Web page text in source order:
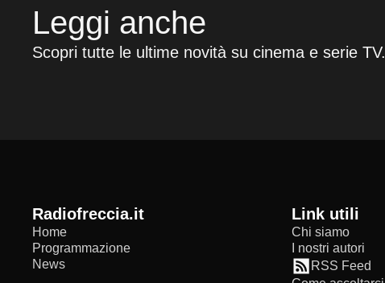
Leggi anche
Scopri tutte le ultime novità su cinema e serie TV.
radiofreccia.it
Home
Programmazione
News
Link utili
Chi siamo
I nostri autori
RSS Feed